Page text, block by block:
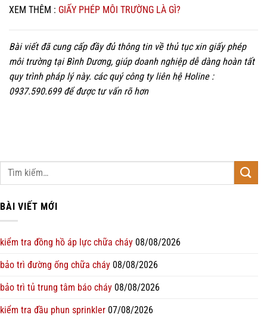
XEM THÊM : GIẤY PHÉP MÔI TRƯỜNG LÀ GÌ?
Bài viết đã cung cấp đầy đủ thông tin về thủ tục xin giấy phép
môi trường tại Bình Dương, giúp doanh nghiệp dễ dàng hoàn tất
quy trình pháp lý này. các quý công ty liên hệ Holine :
0937.590.699 để được tư vấn rõ hơn
BÀI VIẾT MỚI
kiểm tra đồng hồ áp lực chữa cháy 08/08/2026
bảo trì đường ống chữa cháy 08/08/2026
bảo trì tủ trung tâm báo cháy 08/08/2026
kiểm tra đầu phun sprinkler 07/08/2026